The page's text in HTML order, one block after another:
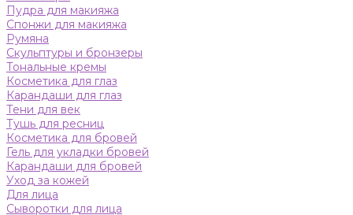
Пудра для макияжа
Спонжи для макияжа
Румяна
Скульптуры и бронзеры
Тональные кремы
Косметика для глаз
Карандаши для глаз
Тени для век
Тушь для ресниц
Косметика для бровей
Гель для укладки бровей
Карандаши для бровей
Уход за кожей
Для лица
Сыворотки для лица